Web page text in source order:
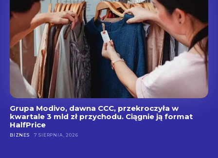
Grupa Modivo, dawna CCC, przekroczyła w
kwartale 3 mld zł przychodu. Ciągnie ją format
HalfPrice
BIZNES 7 SIERPNIA, 2026